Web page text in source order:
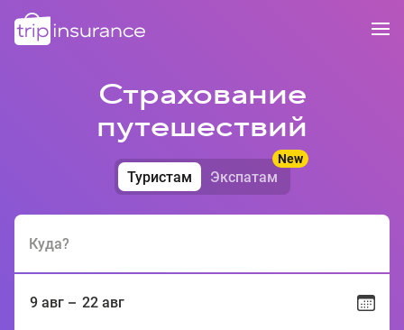
Страхование
путешествий
New
Туристам Экспатам
Куда?
9 авг 22 авг